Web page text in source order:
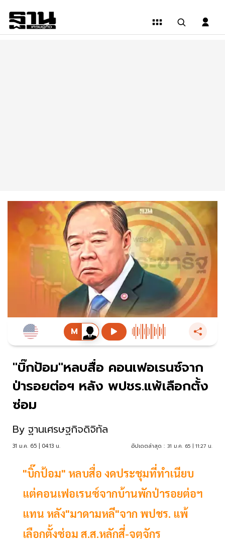
"บิ๊กป้อม"หลบสื่อ คอนเฟอเรนซ์จาก
ป่ารอยต่อฯ หลัง พปชร.แพ้เลือกตั้ง
ซ่อม
By ฐานเศรษฐกิจดิจิทัล
31 ม.ค. 65 | 04:13 น. อัปเดตล่าสุด : 31 ม.ค. 65 | 11:27 น.
"บิ๊กป้อม" หลบสื่อ งดประชุมที่ทำเนียบ
แต่คอนเฟอเรนซ์จากบ้านพักป่ารอยต่อฯ
แทน หลัง"มาดามหลี"จาก พปชร. แพ้
เลือกตั้งซ่อม ส.ส.หลักสี่-จตุจักร